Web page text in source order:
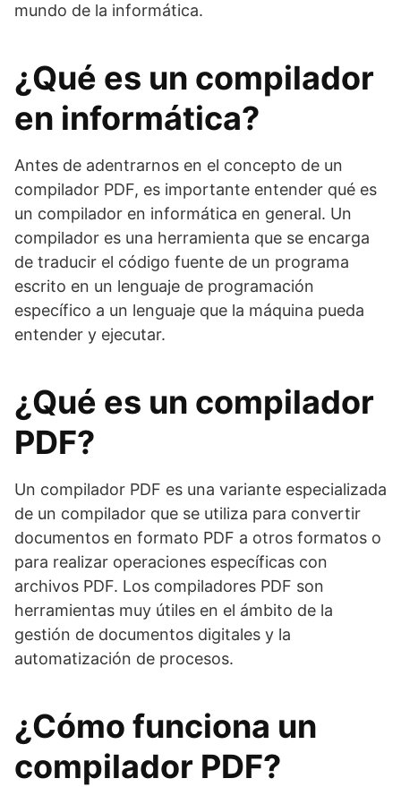
mundo de la informática.
¿Qué es un compilador
en informática?
Antes de adentrarnos en el concepto de un
compilador PDF, es importante entender qué es
un compilador en informática en general. Un
compilador es una herramienta que se encarga
de traducir el código fuente de un programa
escrito en un lenguaje de programación
específico a un lenguaje que la máquina pueda
entender y ejecutar.
¿Qué es un compilador
PDF?
Un compilador PDF es una variante especializada
de un compilador que se utiliza para convertir
documentos en formato PDF a otros formatos o
para realizar operaciones específicas con
archivos PDF. Los compiladores PDF son
herramientas muy útiles en el ámbito de la
gestión de documentos digitales y la
automatización de procesos.
¿Cómo funciona un
compilador PDF?